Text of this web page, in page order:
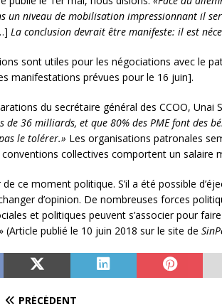
un niveau de mobilisation impressionnant il
La conclusion devrait être manifeste: il est
sont utiles pour les négociations avec le
manifestations prévues pour le 16 juin].
du secrétaire général des CCOO, Unai
de 36 milliards, et que 80% des PME font des
le tolérer.» Les organisations patronales
collectives comportent un salaire
ce moment politique. S’il a été possible
d’opinion. De nombreuses forces
et politiques peuvent s’associer pour
(Article publié le 10 juin 2018 sur le site de
PRÉCÉDENT